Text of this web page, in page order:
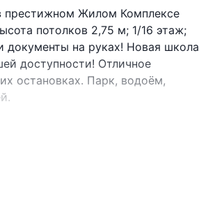
престижном Жилом Комплексе
потолков 2,75 м; 1/16 этаж;
документы на руках! Новая школа
доступности! Отличное
остановках. Парк, водоём,